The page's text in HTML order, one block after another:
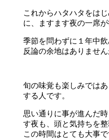
これからハタハタをは
に、ますます夜の一席
季節を問わずに１年中
反論の余地はありません
旬の味覚も楽しみでは
する人です。
思い通りに事が進んだ
す夜も、頭と気持ちを
この時間はとても大事で